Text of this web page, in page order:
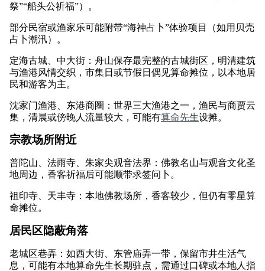
祭”“船头公祈福”）。
部分民宿或渔家乐可能附带“海神占卜”体验项目（如用贝壳
占卜潮汛）。
定海古城、中大街：舟山保存最完整的古城街区，明清建筑
与渔港风情交织，市集日或节假日偶见算命摊位，以本地居
民和游客为主。
沈家门渔港、东港商圈：世界三大渔港之一，渔民与商贾云
集，清晨或傍晚人流量较大，可能有算命先生设摊。
宗教场所附近
普陀山、法雨寺、朱家尖观音法界：佛教名山与观音文化圣
地周边，香客祈福后可能顺带求签问卜。
祖印寺、天丰寺：本地佛教场所，香客较少，但仍有零星算
命摊位。
居民区隐蔽角落
老城区巷弄：如西大街、东管庙弄一带，保留市井生活气
息，可能有本地算命先生长期驻点，需通过口碑或本地人指